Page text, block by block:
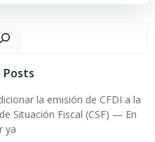
Buscar
Posts
la emisión de CFDI a la
Situación Fiscal (CSF) — En
ya